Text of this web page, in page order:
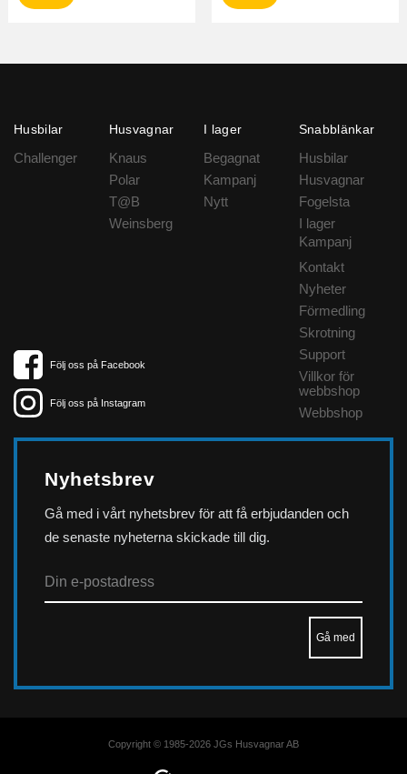
Husbilar
Challenger
Husvagnar
Knaus
Polar
T@B
Weinsberg
I lager
Begagnat
Kampanj
Nytt
Snabblänkar
Husbilar
Husvagnar
Fogelsta
I lager
Kampanj
Kontakt
Nyheter
Förmedling
Skrotning
Support
Villkor för
webbshop
Webbshop
Följ oss på Facebook
Följ oss på Instagram
Nyhetsbrev
Gå med i vårt nyhetsbrev för att få erbjudanden och
de senaste nyheterna skickade till dig.
Copyright © 1985-2026 JGs Husvagnar AB